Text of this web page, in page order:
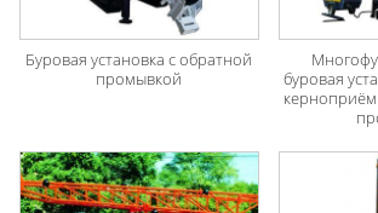
Буровая установка с обратной
промывкой
буровая